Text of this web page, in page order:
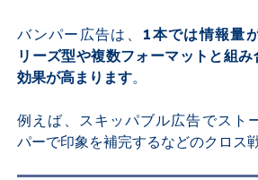
バンパー広告は、 1本では情報量
リーズ型や複数フォーマットと組
効果が高まります。
例えば、スキッパブル広告でスト
パーで印象を補完するなどのクロス